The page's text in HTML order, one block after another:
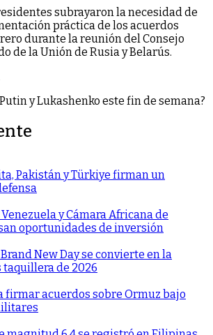
subrayaron la necesidad de
práctica de los acuerdos
durante la reunión del Consejo
de la Unión de Rusia y Belarús.
y Lukashenko este fin de semana?
Pakistán y Türkiye firman un
y Cámara Africana de
oportunidades de inversión
New Day se convierte en la
de 2026
firmar acuerdos sobre Ormuz bajo